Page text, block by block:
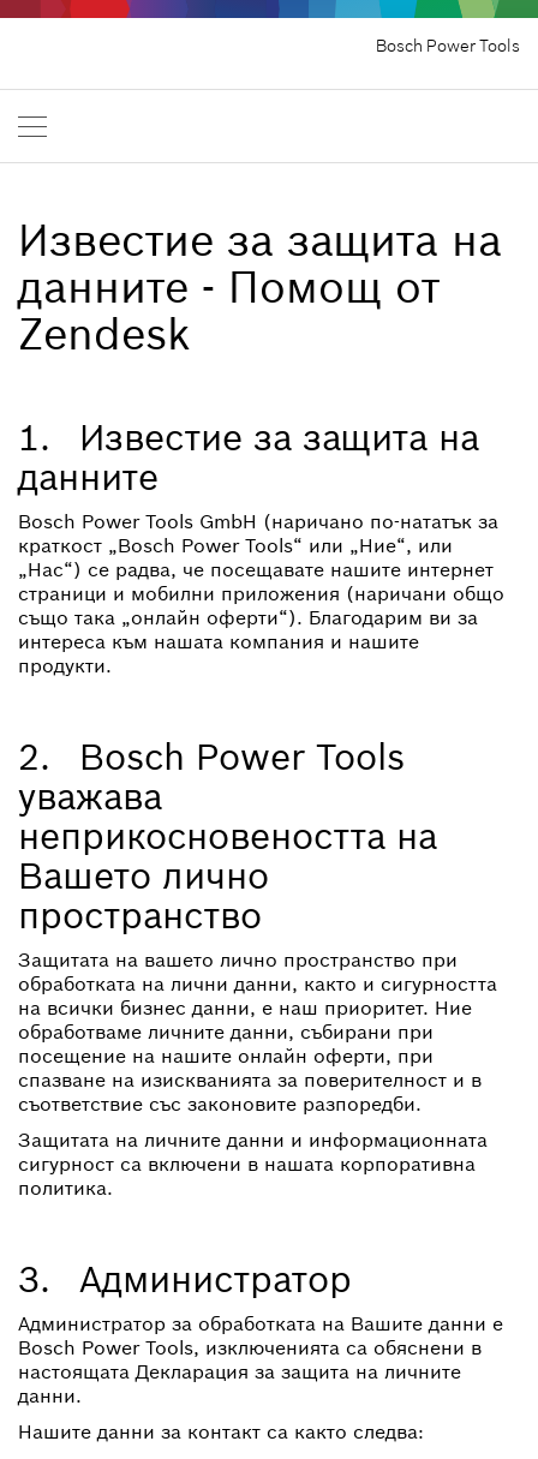
Bosch Power Tools
Известие за защита на
данните - Помощ от
Zendesk
1. Известие за защита на
данните
Bosch Power Tools GmbH (наричано по-нататък за
краткост „Bosch Power Tools“ или „Ние“, или
„Нас“) се радва, че посещавате нашите интернет
страници и мобилни приложения (наричани общо
също така „онлайн оферти“). Благодарим ви за
интереса към нашата компания и нашите
продукти.
2. Bosch Power Tools
уважава
неприкосновеността на
Вашето лично
пространство
Защитата на вашето лично пространство при
обработката на лични данни, както и сигурността
на всички бизнес данни, е наш приоритет. Ние
обработваме личните данни, събирани при
посещение на нашите онлайн оферти, при
спазване на изискванията за поверителност и в
съответствие със законовите разпоредби.
Защитата на личните данни и информационната
сигурност са включени в нашата корпоративна
политика.
3. Администратор
Администратор за обработката на Вашите данни е
Bosch Power Tools, изключенията са обяснени в
настоящата Декларация за защита на личните
данни.
Нашите данни за контакт са както следва: